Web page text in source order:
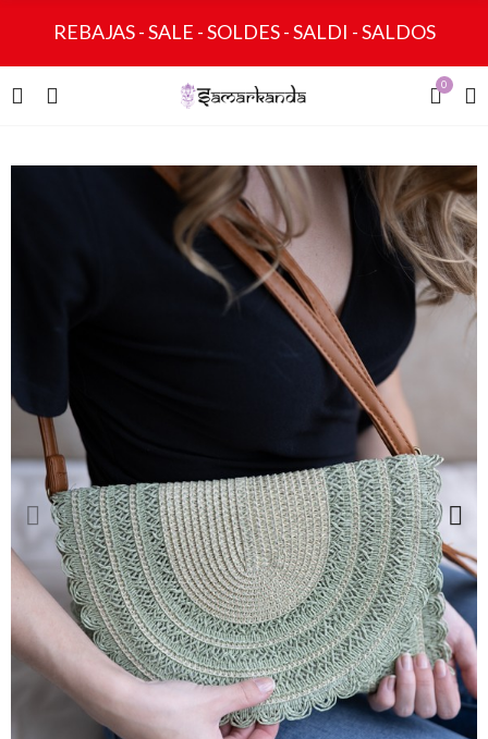
REBAJAS - SALE - SOLDES - SALDI - SALDOS
0